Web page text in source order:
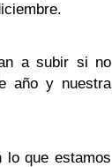
a subir si no
año y nuestra
lo que estamos